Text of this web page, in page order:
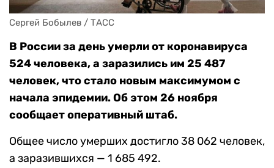
Сергей Бобылев / ТАСС
В России за день умерли от коронавируса
524 человека, а заразились им 25 487
человек, что стало новым максимумом с
начала эпидемии. Об этом 26 ноября
сообщает оперативный штаб.
Общее число умерших достигло 38 062 человек,
а заразившихся — 1 685 492.